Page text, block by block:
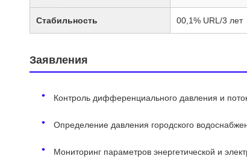
Стабильность 00,1% URL/3 лет
Заявления
Контроль дифференциального давления и
Определение давления городского
Мониторинг параметров энергетической и